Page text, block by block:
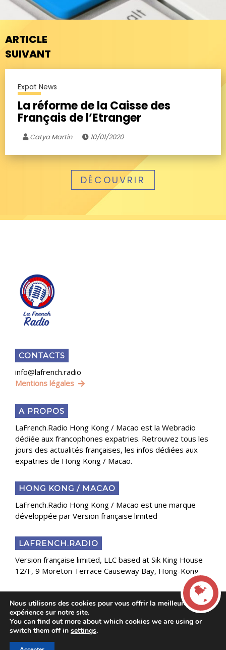
ARTICLE
SUIVANT
Expat News
La réforme de la Caisse des
Français de l’Etranger
Catya Martin 10/01/2020
DÉCOUVRIR
CONTACTS
info@lafrench.radio
Mentions légales
A PROPOS
LaFrench.Radio Hong Kong / Macao est la Webradio
dédiée aux francophones expatries. Retrouvez tous les
jours des actualités françaises, les infos dédiées aux
expatries de Hong Kong / Macao.
HONG KONG / MACAO
LaFrench.Radio Hong Kong / Macao est une marque
développée par Version française limited
LAFRENCH.RADIO
Version française limited, LLC based at Sik King House
12/F, 9 Moreton Terrace Causeway Bay, Hong-Kong
Copyright 2025 Presse Généraliste des Français de
l’Étranger
LIVE
Nous utilisons des cookies pour vous offrir la meilleure
expérience sur notre site.
You can find out more about which cookies we are using or
switch them off in settings.